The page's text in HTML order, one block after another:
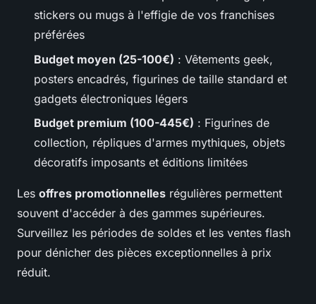
stickers ou mugs à l'effigie de vos franchises
préférées
Budget moyen (25-100€) : Vêtements geek,
posters encadrés, figurines de taille standard et
gadgets électroniques légers
Budget premium (100-445€) : Figurines de
collection, répliques d'armes mythiques, objets
décoratifs imposants et éditions limitées
Les offres promotionnelles régulières permettent
souvent d'accéder à des gammes supérieures.
Surveillez les périodes de soldes et les ventes flash
pour dénicher des pièces exceptionnelles à prix
réduit.